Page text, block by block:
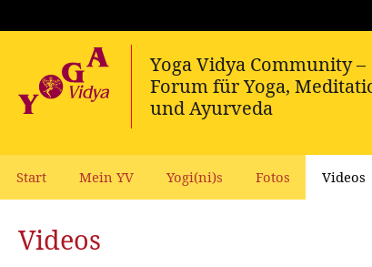
Start Mein YV Yogi(ni)s Fotos Videos
Videos